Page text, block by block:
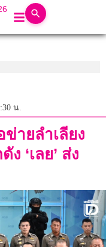
น.
ายลำเลียง
‘เลย’ ส่ง